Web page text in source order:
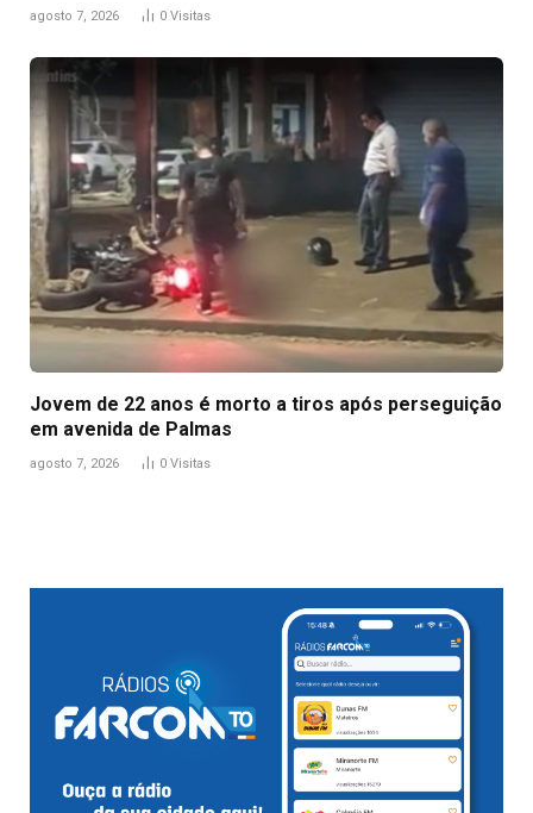
agosto 7, 2026 0 Visitas
Jovem de 22 anos é morto a tiros após perseguição
em avenida de Palmas
agosto 7, 2026 0 Visitas